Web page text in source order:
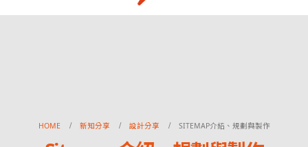
HOME 新知分享 設計分享 SITEMAP介紹、規劃與製作